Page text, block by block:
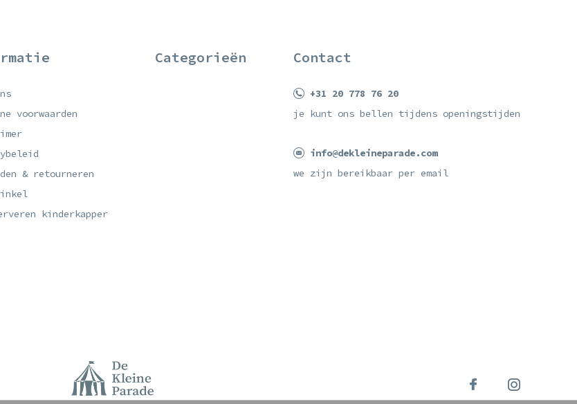
voorwaarden
& retourneren
kinderkapper
Categorieën Contact
+31 20 778 76 20
je kunt ons bellen tijdens openingstijden
info@dekleineparade.com
we zijn bereikbaar per email